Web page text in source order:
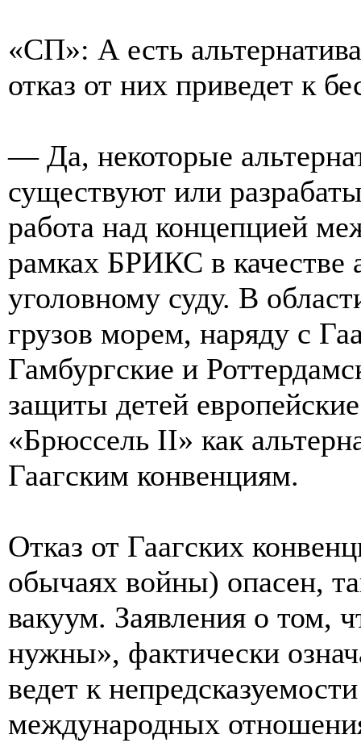
«СП»: А есть
отказ от них приведет к
— Да, некоторые
существуют или
работа над концепцией
рамках БРИКС в качестве
уголовному суду. В
грузов морем, наряду с
Гамбургские и
защиты детей
«Брюссель II» как
Гаагским конвенциям.
Отказ от Гаагских
обычаях войны) опасен,
вакуум. Заявления о том,
нужны», фактически
ведет к
международных